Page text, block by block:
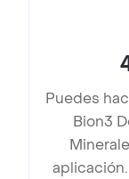
Puedes
Bion3